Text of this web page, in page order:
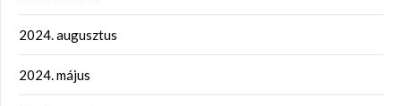
2024. augusztus
2024. május